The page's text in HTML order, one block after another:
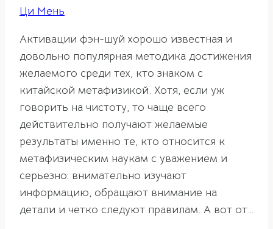
Ци Мень
Активации фэн-шуй хорошо известная и
довольно популярная методика достижения
желаемого среди тех, кто знаком с
китайской метафизикой. Хотя, если уж
говорить на чистоту, то чаще всего
действительно получают желаемые
результаты именно те, кто относится к
метафизическим наукам с уважением и
серьезно: внимательно изучают
информацию, обращают внимание на
детали и четко следуют правилам. А вот от…